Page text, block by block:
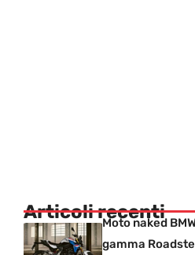
Articoli recenti
Moto naked
gamma